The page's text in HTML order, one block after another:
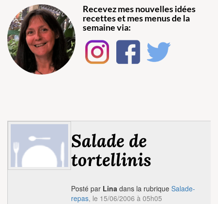
Recevez mes nouvelles idées
recettes et mes menus de la
semaine via:
Salade de
tortellinis
Posté par Lina dans la rubrique Salade-
repas, le 15/06/2006 à 05h05